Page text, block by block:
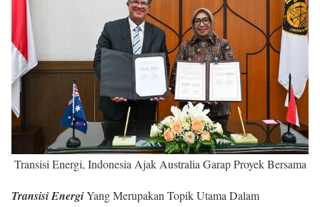
Transisi Energi, Indonesia Ajak Australia Garap Proyek Bersama
Transisi EnergiYang Merupakan Topik Utama Dalam